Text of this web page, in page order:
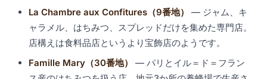
La Chambre aux Confitures（9番地）
— ジャム、キ
ャラメル、はちみつ、スプレッドだけを集めた専門店。
店構えは食料品店というより宝飾店のようです。
Famille Mary（30番地）
— パリとイル＝ド＝フラン